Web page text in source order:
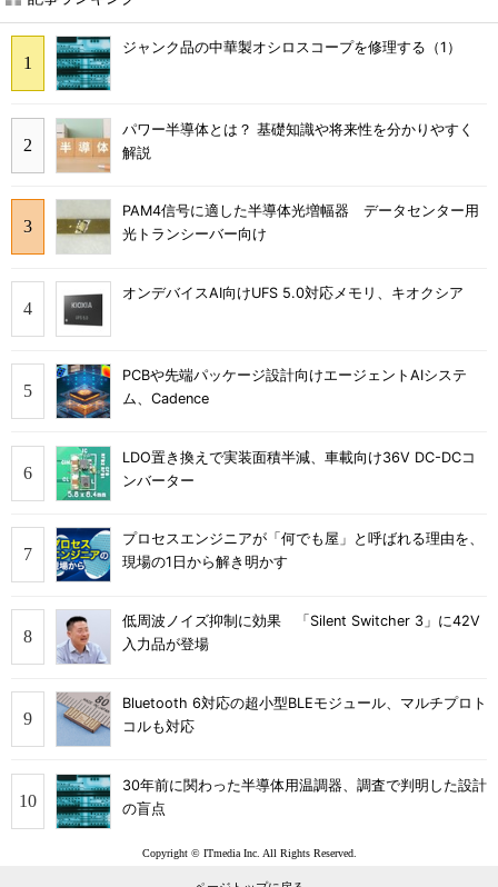
ジャンク品の中華製オシロスコープを修理する（1）
パワー半導体とは？ 基礎知識や将来性を分かりやすく
解説
PAM4信号に適した半導体光増幅器 データセンター用
光トランシーバー向け
オンデバイスAI向けUFS 5.0対応メモリ、キオクシア
PCBや先端パッケージ設計向けエージェントAIシステ
ム、Cadence
LDO置き換えで実装面積半減、車載向け36V DC-DCコ
ンバーター
プロセスエンジニアが「何でも屋」と呼ばれる理由を、
現場の1日から解き明かす
低周波ノイズ抑制に効果 「Silent Switcher 3」に42V
入力品が登場
Bluetooth 6対応の超小型BLEモジュール、マルチプロト
コルも対応
30年前に関わった半導体用温調器、調査で判明した設計
の盲点
Copyright © ITmedia Inc. All Rights Reserved.